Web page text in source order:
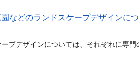
などのランドスケープデザインに
プデザインについては、それぞれに専門